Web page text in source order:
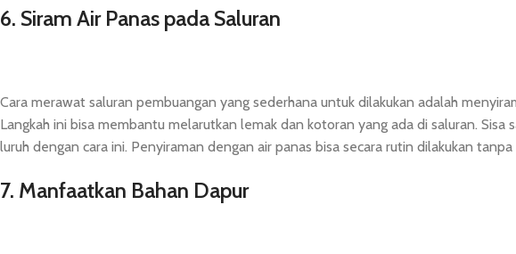
6. Siram Air Panas pada Saluran
Cara merawat saluran pembuangan yang sederhana untuk dilakukan adalah
Langkah ini bisa membantu melarutkan lemak dan kotoran yang ada di saluran. Sisa
luruh dengan cara ini. Penyiraman dengan air panas bisa secara rutin dilakukan
7. Manfaatkan Bahan Dapur